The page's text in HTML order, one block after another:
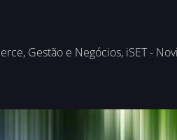
, Gestão e Negócios, iSET -